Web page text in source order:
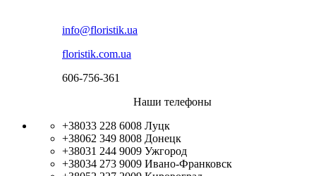
info@floristik.ua
floristik.com.ua
606-756-361
Наши телефоны
+38033 228 6008 Луцк
+38062 349 8008 Донецк
+38031 244 9009 Ужгород
+38034 273 9009 Ивано-Франковск